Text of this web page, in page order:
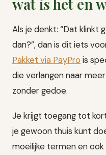
Als je denkt: “Dat klinkt
dan?”, dan is dit iets
Pakket via PayPro is
die verlangen naar
zonder gedoe.
Je krijgt toegang tot
je gewoon thuis kunt
moeilijke termen en